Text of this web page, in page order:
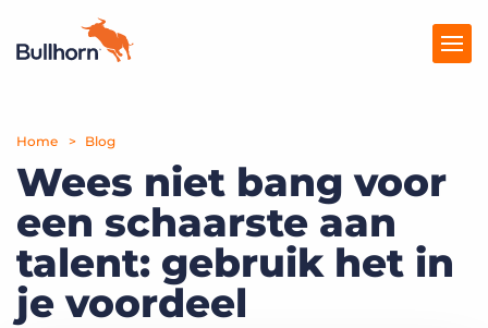
Producten
Prijzen
Kennisbank
Marketplace
Home Blog
Wees niet bang voor
een schaarste aan
talent: gebruik het in
je voordeel